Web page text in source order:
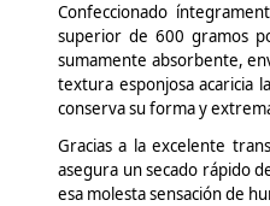
Confeccionado
superior de 600 gramos
sumamente absorbente,
textura esponjosa acaricia
conserva su forma y
Gracias a la excelente
asegura un secado rápido
esa molesta sensación de